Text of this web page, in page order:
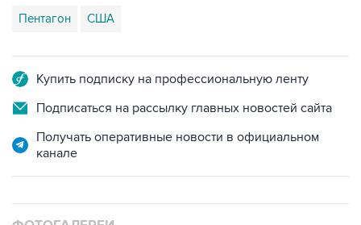
Подписаться на рассылку главных новостей сайта
Получать оперативные новости в официальном